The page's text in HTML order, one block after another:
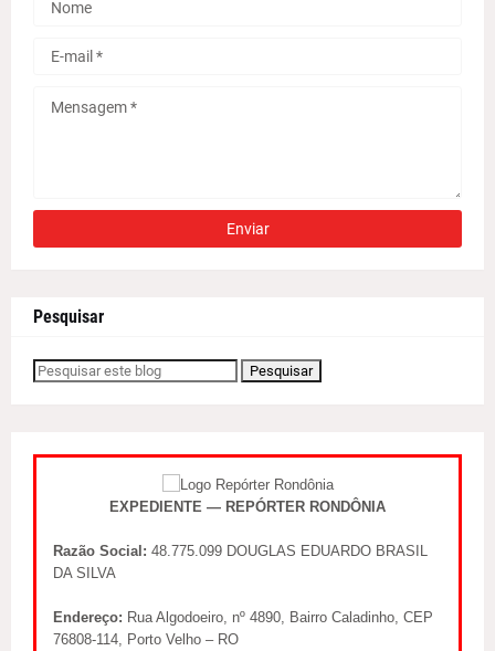
Pesquisar
EXPEDIENTE — REPÓRTER RONDÔNIA
Razão Social: 48.775.099 DOUGLAS EDUARDO BRASIL
DA SILVA
Endereço: Rua Algodoeiro, nº 4890, Bairro Caladinho, CEP
76808-114, Porto Velho – RO